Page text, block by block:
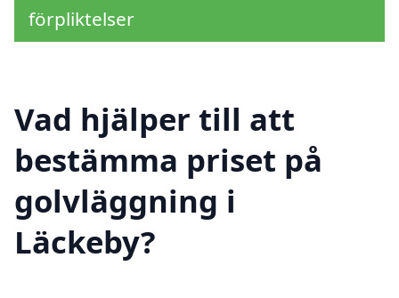
förpliktelser
Vad hjälper till att
bestämma priset på
golvläggning i
Läckeby?